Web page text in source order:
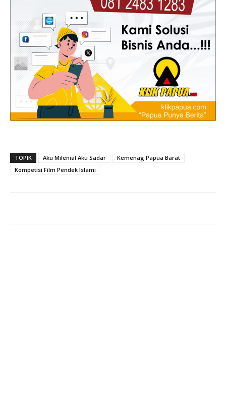
TOPIK Aku Milenial Aku Sadar
Kemenag Papua Barat
Kompetisi Film Pendek Islami